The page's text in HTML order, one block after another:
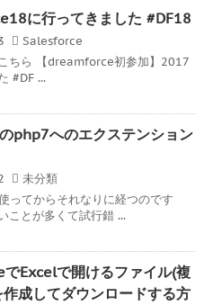
に行ってきました #DF18
Salesforce
ちら 【dreamforce初参加】2017
#DF ...
php7へのエクステンション
未分類
ってからそれなりに経つのです
ことが多くて試行錯 ...
Excelで開けるファイル(複
成してダウンロードする方